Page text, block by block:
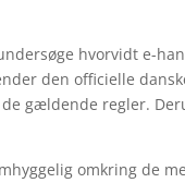
hvorvidt e-
den officielle
gældende regler.
omkring de